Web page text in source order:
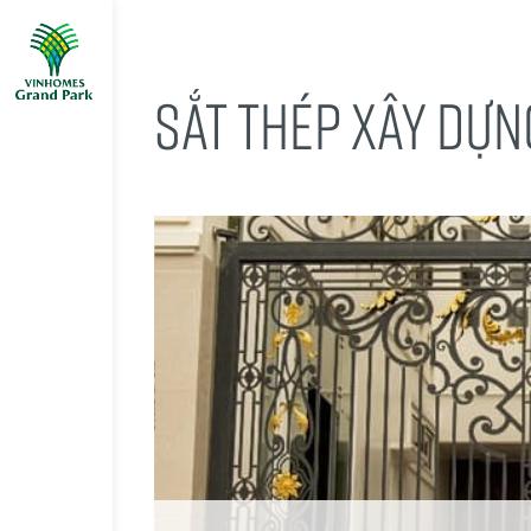
SẮT THÉP XÂY